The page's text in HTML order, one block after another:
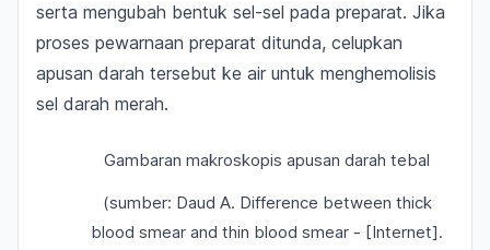
serta mengubah bentuk sel-sel pada preparat. Jika
proses pewarnaan preparat ditunda, celupkan
apusan darah tersebut ke air untuk menghemolisis
sel darah merah.
Gambaran makroskopis apusan darah tebal
(sumber: Daud A. Difference between thick
blood smear and thin blood smear - [Internet].